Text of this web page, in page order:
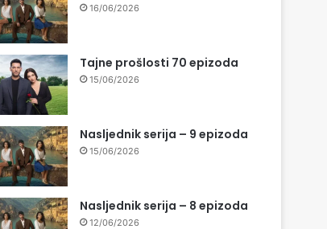
16/06/2026
Tajne prošlosti 70 epizoda
15/06/2026
Nasljednik serija – 9 epizoda
15/06/2026
Nasljednik serija – 8 epizoda
12/06/2026